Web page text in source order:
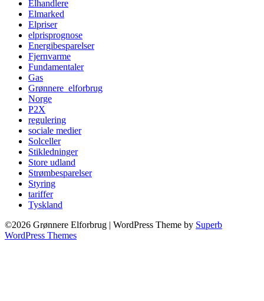
Elhandlere
Elmarked
Elpriser
elprisprognose
Energibesparelser
Fjernvarme
Fundamentaler
Gas
Grønnere_elforbrug
Norge
P2X
regulering
sociale medier
Solceller
Stikledninger
Store udland
Strømbesparelser
Styring
tariffer
Tyskland
©2026 Grønnere Elforbrug | WordPress Theme by Superb
WordPress Themes